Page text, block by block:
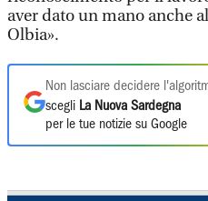
aver dato un mano anche
Olbia».
Non lasciare decidere
scegli La Nuova Sardegna
per le tue notizie su Google